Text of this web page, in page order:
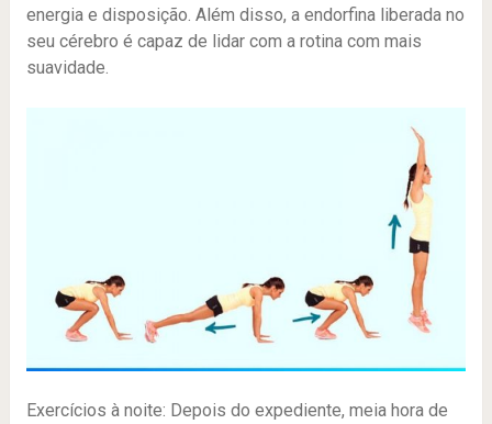
energia e disposição. Além disso, a endorfina liberada no
seu cérebro é capaz de lidar com a rotina com mais
suavidade.
Exercícios à noite: Depois do expediente, meia hora de